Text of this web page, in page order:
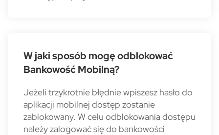
W jaki sposób mogę odblokować
Bankowość Mobilną?
Jeżeli trzykrotnie błędnie wpiszesz hasło do
aplikacji mobilnej dostęp zostanie
zablokowany. W celu odblokowania dostępu
należy zalogować się do bankowości